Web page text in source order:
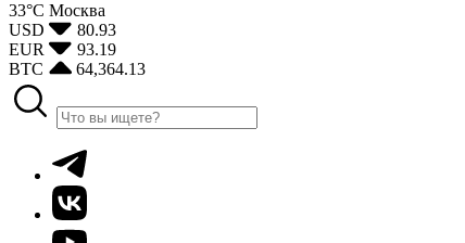
33°С Москва
USD
80.93
EUR
93.19
BTC
64,364.13